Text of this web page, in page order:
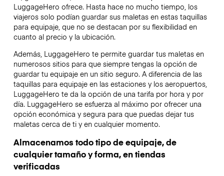
LuggageHero ofrece. Hasta hace no mucho tiempo, los
viajeros solo podían guardar sus maletas en estas taquillas
para equipaje, que no se destacan por su flexibilidad en
cuanto al precio y la ubicación.
Además, LuggageHero te permite guardar tus maletas en
numerosos sitios para que siempre tengas la opción de
guardar tu equipaje en un sitio seguro. A diferencia de las
taquillas para equipaje en las estaciones y los aeropuertos,
LuggageHero te da la opción de una tarifa por hora y por
día. LuggageHero se esfuerza al máximo por ofrecer una
opción económica y segura para que puedas dejar tus
maletas cerca de ti y en cualquier momento.
Almacenamos todo tipo de equipaje, de
cualquier tamaño y forma, en tiendas
verificadas